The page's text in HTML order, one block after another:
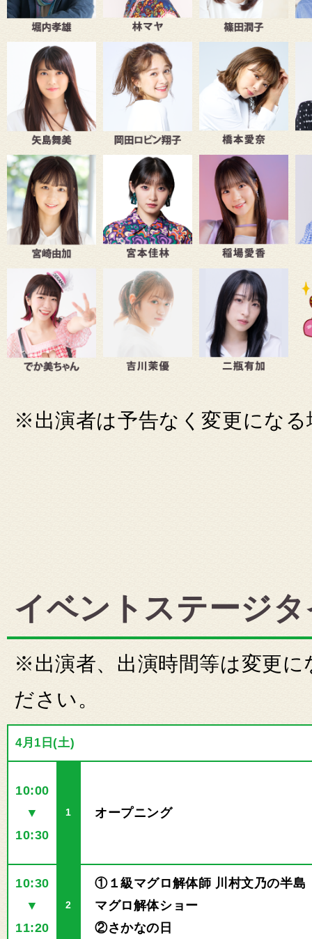
※出演者は予告なく変更にな
イベントステージ
※出演者、出演時間等は変更
ださい。
4月1日(土)
10:00
▼
10:30
1 オープニング
10:30
▼
11:20
2
①１級マグロ解体師 川村文乃の半島
マグロ解体ショー
②さかなの日